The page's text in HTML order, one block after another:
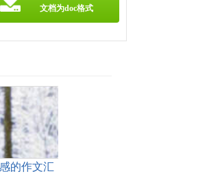
文档为doc格式
的作文汇